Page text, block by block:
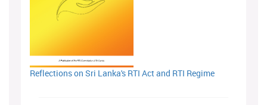
Reflections on Sri Lanka's RTI Act and RTI Regime